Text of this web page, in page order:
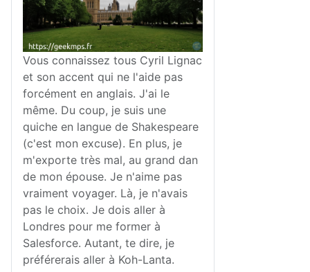
Vous connaissez tous Cyril Lignac
et son accent qui ne l'aide pas
forcément en anglais. J'ai le
même. Du coup, je suis une
quiche en langue de Shakespeare
(c'est mon excuse). En plus, je
m'exporte très mal, au grand dan
de mon épouse. Je n'aime pas
vraiment voyager. Là, je n'avais
pas le choix. Je dois aller à
Londres pour me former à
Salesforce. Autant, te dire, je
préférerais aller à Koh-Lanta.